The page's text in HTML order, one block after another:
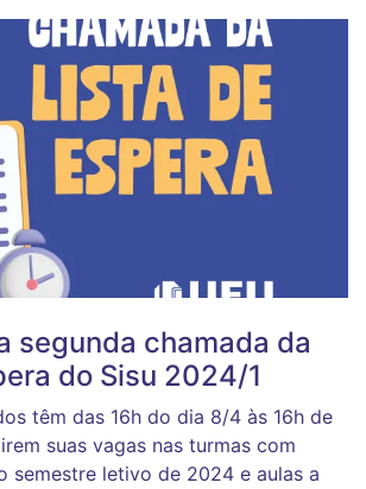
segunda chamada da
do Sisu 2024/1
têm das 16h do dia 8/4 às 16h de
suas vagas nas turmas com
semestre letivo de 2024 e aulas a